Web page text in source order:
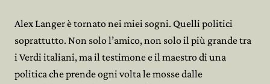
Mitmachen
Alex Langer è tornato nei miei sogni. Quelli politici
soprattutto. Non solo l’amico, non solo il più grande tra
i Verdi italiani, ma il testimone e il maestro di una
politica che prende ogni volta le mosse dalle